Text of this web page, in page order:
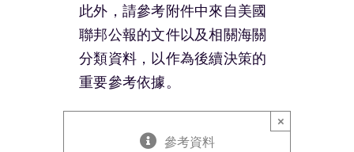
此外，請參考附件中來自美國
聯邦公報的文件以及相關海關
分類資料，以作為後續決策的
重要參考依據。
參考資料
×